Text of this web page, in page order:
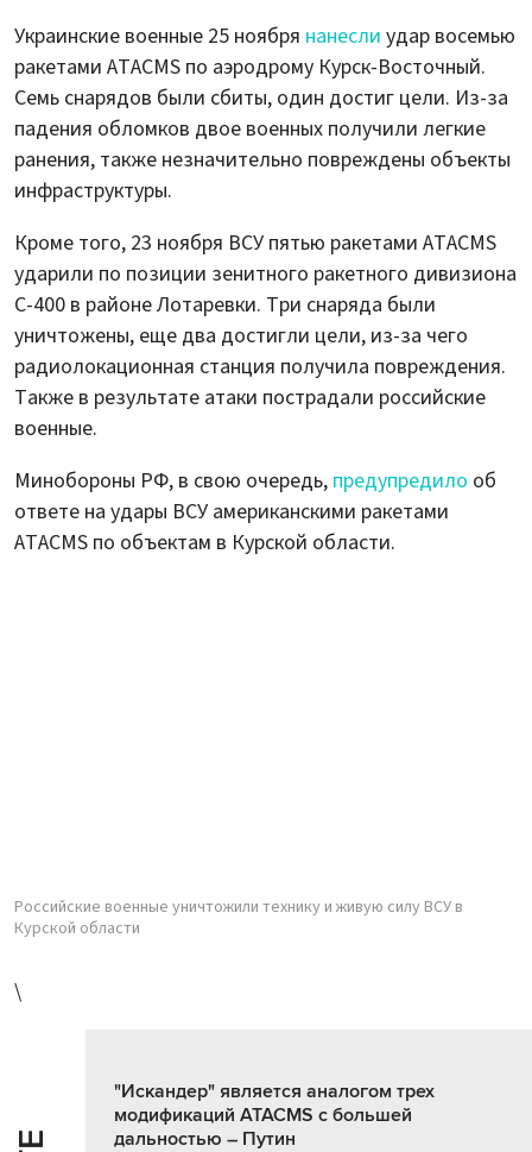
Украинские военные 25 ноября нанесли удар восемью
ракетами ATACMS по аэродрому Курск-Восточный.
Семь снарядов были сбиты, один достиг цели. Из-за
падения обломков двое военных получили легкие
ранения, также незначительно повреждены объекты
инфраструктуры.
Кроме того, 23 ноября ВСУ пятью ракетами ATACMS
ударили по позиции зенитного ракетного дивизиона
С-400 в районе Лотаревки. Три снаряда были
уничтожены, еще два достигли цели, из-за чего
радиолокационная станция получила повреждения.
Также в результате атаки пострадали российские
военные.
Минобороны РФ, в свою очередь, предупредило об
ответе на удары ВСУ американскими ракетами
ATACMS по объектам в Курской области.
Российские военные уничтожили технику и живую силу ВСУ в
Курской области
\
"Искандер" является аналогом трех
модификаций ATACMS с большей
дальностью – Путин